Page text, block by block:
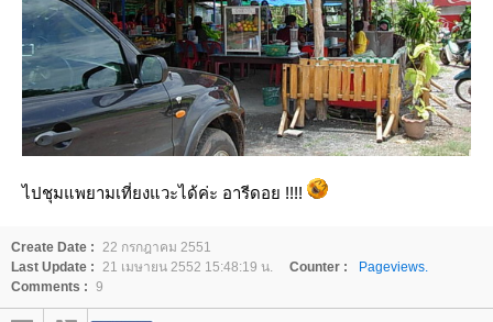
ไปชุมแพยามเที่ยงแวะได้ค่ะ อารีดอย !!!!
Create Date :
22 กรกฎาคม 2551
Last Update :
21 เมษายน 2552 15:48:19 น. Counter :
Pageviews.
Comments : 9